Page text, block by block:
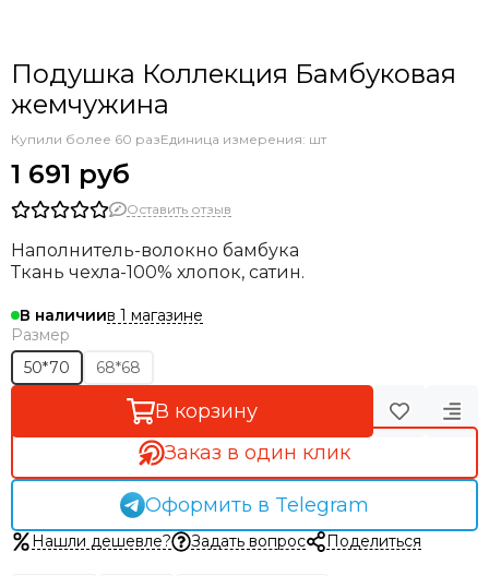
Подушка Коллекция Бамбуковая
жемчужина
Купили более 60 разЕдиница измерения: шт
1 691 руб
Оставить отзыв
Наполнитель-волокно бамбука
Ткань чехла-100% хлопок, сатин.
В наличиив 1 магазине
Размер
50*70
68*68
В корзину
Заказ в один клик
Оформить в Telegram
Нашли дешевле? Задать вопрос Поделиться